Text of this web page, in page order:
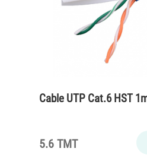
Cable UTP Cat.6 HST
5.6 TMT